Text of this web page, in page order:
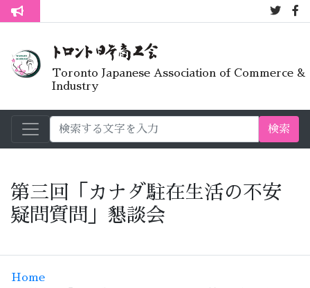
トロント生活不安疑問質問懇談会
7月オープ
Toronto Japanese Association of Commerce &
Industry
検索
第三回「カナダ駐在生活の不安
疑問質問」懇談会
Home